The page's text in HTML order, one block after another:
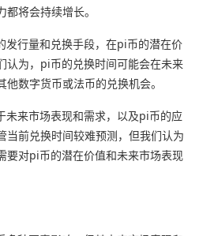
将会持续增长。
发行量和兑换手段，在pi币的潜在价
认为，pi币的兑换时间可能会在未来
数字货币或法币的兑换机会。
未来市场表现和需求，以及pi币的应
当前兑换时间较难预测，但我们认为
要对pi币的潜在价值和未来市场表现